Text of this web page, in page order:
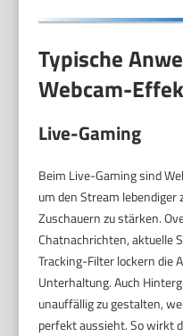
Typische
Webcam-
Live-Gaming
Beim Live-Gaming sind
um den Stream lebendiger
Zuschauern zu stärken.
Chatnachrichten, aktuelle
Tracking-Filter lockern die
Unterhaltung. Auch
unauffällig zu gestalten,
perfekt aussieht. So wirkt